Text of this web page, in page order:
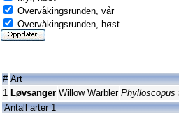
Overvåkingsrunden, vår
Overvåkingsrunden, høst
# Art
1 Løvsanger Willow Warbler Phylloscopus
Antall arter 1